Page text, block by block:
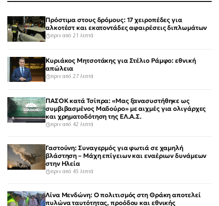
Πρόστιμα στους δρόμους: 17 χειροπέδες για
αλκοτέστ και εκατοντάδες αφαιρέσεις διπλωμάτων
πριν από 21 λεπτά
Κυριάκος Μητσοτάκης για Στέλιο Ράμφο: εθνική
απώλεια
πριν από 27 λεπτά
ΠΑΣΟΚ κατά Τσίπρα: «Μας ξανασυστήθηκε ως
συμβιβασμένος Μαδούρο» με αιχμές για ολιγάρχες
και χρηματοδότηση της ΕΛ.Α.Σ.
πριν από 42 λεπτά
Γαστούνη: Συναγερμός για φωτιά σε χαμηλή
βλάστηση – Μάχη επίγειων και εναέριων δυνάμεων
στην Ηλεία
πριν από 45 λεπτά
Λίνα Μενδώνη: Ο πολιτισμός στη Θράκη αποτελεί
πυλώνα ταυτότητας, προόδου και εθνικής